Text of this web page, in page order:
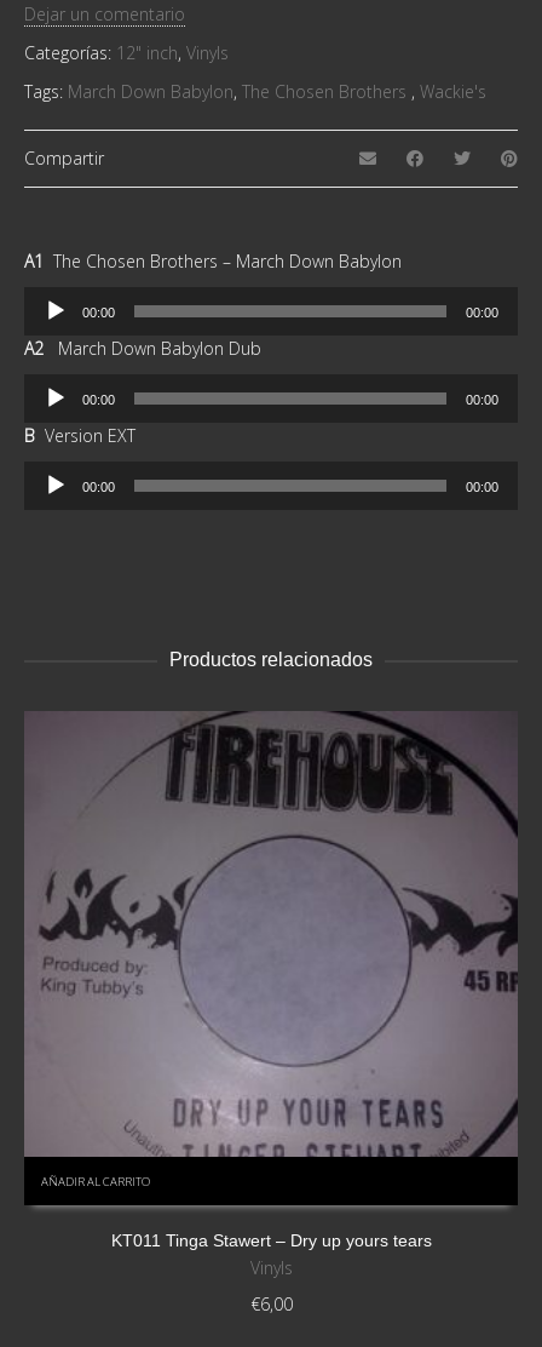
Dejar un comentario
Categorías: 12" inch, Vinyls
Tags: March Down Babylon, The Chosen Brothers ‎ , Wackie's
Compartir
A1 The Chosen Brothers ‎– March Down Babylon
Reproductor
audio
00:00 00:00
A2
March Down Babylon Dub
Reproductor
audio
00:00 00:00
B Version EXT
Reproductor
00:00 00:00
Productos relacionados
AÑADIR AL CARRITO
KT011 Tinga Stawert – Dry up yours tears
Vinyls
€6,00